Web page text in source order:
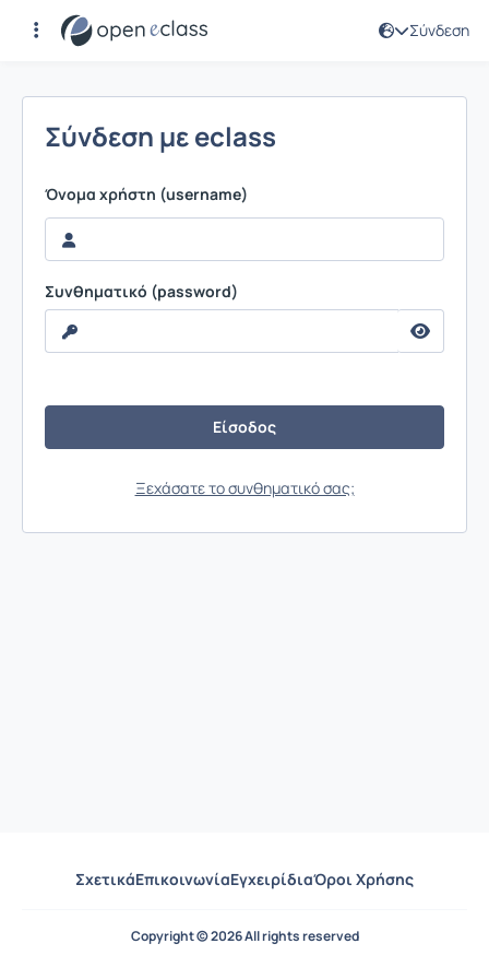
Σύνδεση
Σύνδεση
Σύνδεση με eclass
Όνομα χρήστη (username)
Συνθηματικό (password)
Ξεχάσατε το συνθηματικό σας;
ΣχετικάΕπικοινωνίαΕγχειρίδιαΌροι Χρήσης
Copyright © 2026 All rights reserved